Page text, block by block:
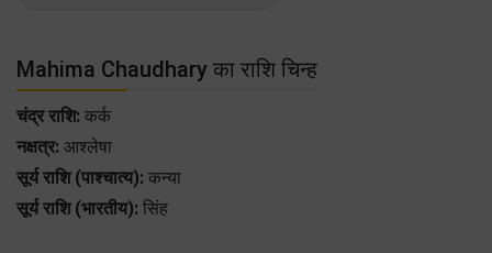
Mahima Chaudhary का राशि चिन्ह
चंद्र राशि: कर्क
नक्षत्र: आश्लेषा
सूर्य राशि (पाश्चात्य): कन्या
सूर्य राशि (भारतीय): सिंह